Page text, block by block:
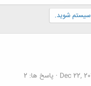
سیستم شوید.
Dec 22,
پاسخ ها: 2